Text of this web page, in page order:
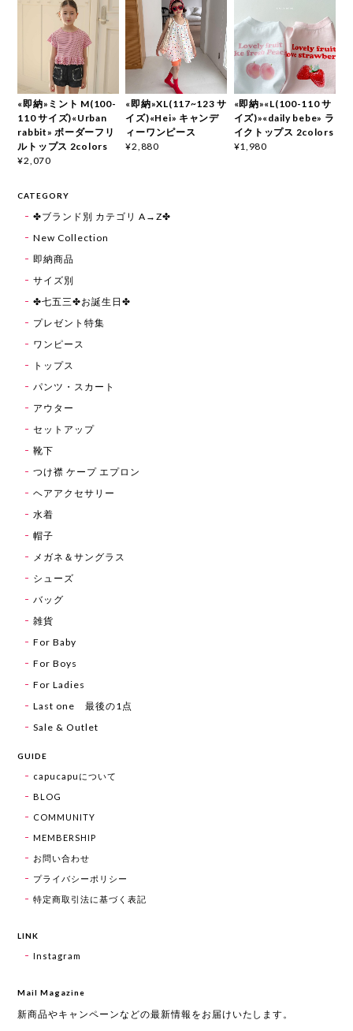
«即納»ミント M(100-
110 サイズ)«Urban
rabbit» ボーダーフリ
ルトップス 2colors
¥2,070
«即納»XL(117~123 サ
イズ)«Hei» キャンデ
ィーワンピース
¥2,880
«即納»«L(100-110 サ
イズ)»«daily bebe» ラ
イクトップス 2colors
¥1,980
CATEGORY
✤ブランド別 カテゴリ A→Z✤
New Collection
即納商品
サイズ別
✤七五三✤お誕生日✤
プレゼント特集
ワンピース
トップス
パンツ・スカート
アウター
セットアップ
靴下
つけ襟 ケープ エプロン
ヘアアクセサリー
水着
帽子
メガネ＆サングラス
シューズ
バッグ
雑貨
For Baby
For Boys
For Ladies
Last one 最後の1点
Sale & Outlet
GUIDE
capucapuについて
BLOG
COMMUNITY
MEMBERSHIP
お問い合わせ
プライバシーポリシー
特定商取引法に基づく表記
LINK
Instagram
Mail Magazine
新商品やキャンペーンなどの最新情報をお届けいたします。